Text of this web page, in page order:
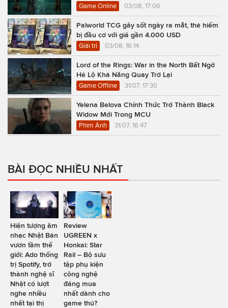
Game Online 03/08, 17:06
Palworld TCG gây sốt ngày ra mắt, thẻ hiếm
bị đầu cơ với giá gần 4.000 USD
Giải trí 03/08, 16:14
Lord of the Rings: War in the North Bất Ngờ
Hé Lộ Khả Năng Quay Trở Lại
Game Offline 31/07, 17:30
Yelena Belova Chính Thức Trở Thành Black
Widow Mới Trong MCU
Phim Ảnh 31/07, 16:47
BÀI ĐỌC NHIỀU NHẤT
Hiện tượng âm
nhạc Nhật Bản
vươn tầm thế
giới: Ado thống
trị Spotify, trở
thành nghệ sĩ
Nhật có lượt
nghe nhiều
nhất tại thị
Review
UGREEN x
Honkai: Star
Rail – Bộ sưu
tập phụ kiện
công nghệ
đáng mua
nhất dành cho
game thủ?